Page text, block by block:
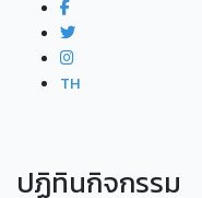
TH
ปฏิทินกิจกรรม